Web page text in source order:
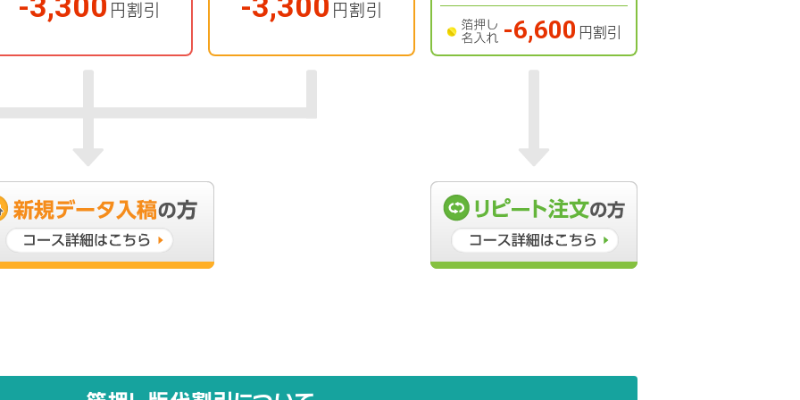
円割引 円割引
-6,600 円割引